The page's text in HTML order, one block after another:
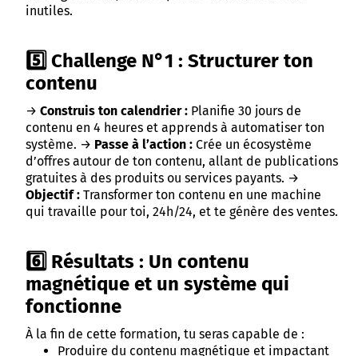
inutiles.
5️⃣ Challenge N°1 : Structurer ton
contenu
→ Construis ton calendrier : Planifie 30 jours de
contenu en 4 heures et apprends à automatiser ton
système. → Passe à l’action : Crée un écosystème
d’offres autour de ton contenu, allant de publications
gratuites à des produits ou services payants. →
Objectif : Transformer ton contenu en une machine
qui travaille pour toi, 24h/24, et te génère des ventes.
6️⃣ Résultats : Un contenu
magnétique et un système qui
fonctionne
À la fin de cette formation, tu seras capable de :
Produire du contenu magnétique et impactant